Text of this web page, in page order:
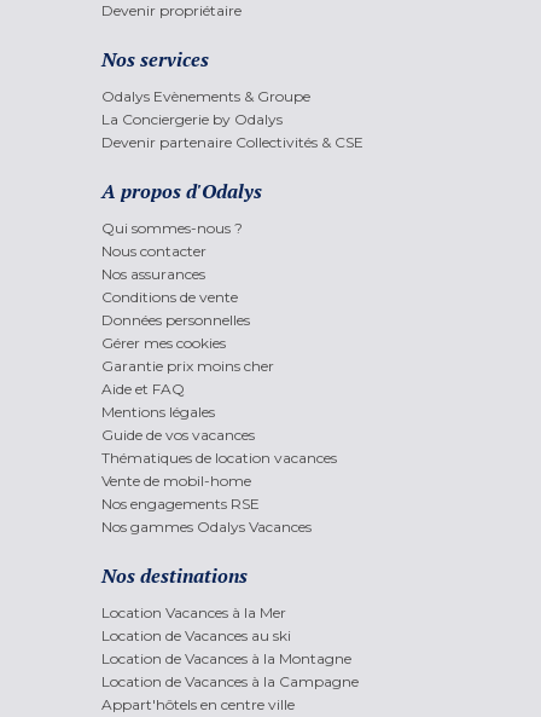
Devenir propriétaire
Nos services
Odalys Evènements & Groupe
La Conciergerie by Odalys
Devenir partenaire Collectivités & CSE
A propos d'Odalys
Qui sommes-nous ?
Nous contacter
Nos assurances
Conditions de vente
Données personnelles
Gérer mes cookies
Garantie prix moins cher
Aide et FAQ
Mentions légales
Guide de vos vacances
Thématiques de location vacances
Vente de mobil-home
Nos engagements RSE
Nos gammes Odalys Vacances
Nos destinations
Location Vacances à la Mer
Location de Vacances au ski
Location de Vacances à la Montagne
Location de Vacances à la Campagne
Appart'hôtels en centre ville